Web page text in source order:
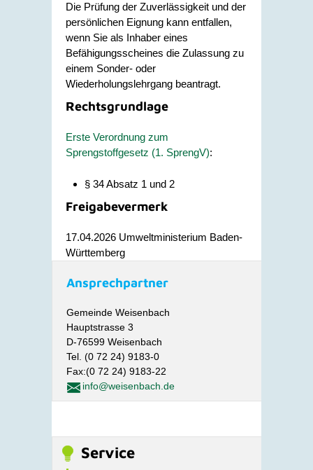
Die Prüfung der Zuverlässigkeit und der
persönlichen Eignung kann entfallen,
wenn Sie als Inhaber eines
Befähigungsscheines die Zulassung zu
einem Sonder- oder
Wiederholungslehrgang beantragt.
Rechtsgrundlage
Erste Verordnung zum
Sprengstoffgesetz (1. SprengV):
§ 34 Absatz 1 und 2
Freigabevermerk
17.04.2026 Umweltministerium Baden-
Württemberg
Ansprechpartner
Gemeinde Weisenbach
Hauptstrasse 3
D-76599 Weisenbach
Tel. (0 72 24) 9183-0
Fax:(0 72 24) 9183-22
info@weisenbach.de
Service